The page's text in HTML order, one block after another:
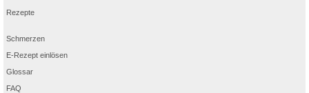
Rezepte
Schmerzen
E-Rezept einlösen
Glossar
FAQ